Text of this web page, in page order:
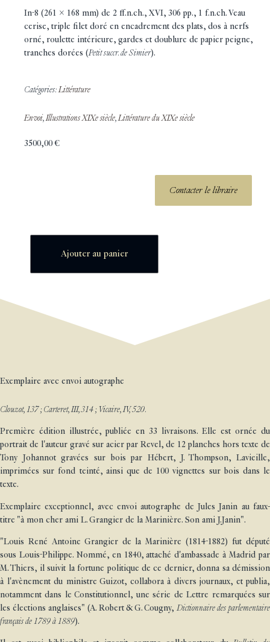
In-8 (261 x 168 mm) de 2 ff.n.ch., XVI, 306 pp., 1 f.n.ch. Veau
cerise, triple filet doré en encadrement des plats, dos à nerfs
orné, roulette intérieure, gardes et doublure de papier peigne,
tranches dorées (Petit succr. de Simier).
Catégories:Littérature
Envoi,Illustrations XIXe siècle,Littérature du XIXe siècle
3500,00€
Contacter le libraire
Ajouter au panier
Exemplaire avec envoi autographe
Clouzot, 137 ; Carteret, III, 314 ; Vicaire, IV, 520.
Première édition illustrée, publiée en 33 livraisons. Elle est ornée du
portrait de l'auteur gravé sur acier par Revel, de 12 planches hors texte de
Tony Johannot gravées sur bois par Hébert, J. Thompson, Lavieille,
imprimées sur fond teinté, ainsi que de 100 vignettes sur bois dans le
texte.
Exemplaire exceptionnel, avec envoi autographe de Jules Janin au faux-
titre "à mon cher ami L. Grangier de la Marinière. Son ami J.Janin".
"Louis René Antoine Grangier de la Marinière (1814-1882) fut député
sous Louis-Philippe. Nommé, en 1840, attaché d'ambassade à Madrid par
M. Thiers, il suivit la fortune politique de ce dernier, donna sa démission
à l'avènement du ministre Guizot, collabora à divers journaux, et publia,
notamment dans le Constitutionnel, une série de Lettre remarquées sur
les élections anglaises" (A. Robert & G. Cougny, Dictionnaire des parlementaire
français de 1789 à 1889).